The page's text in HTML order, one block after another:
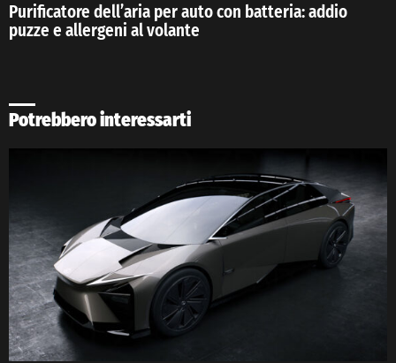
Purificatore dell’aria per auto con batteria: addio
puzze e allergeni al volante
Potrebbero interessarti